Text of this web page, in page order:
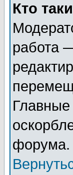
Кто
работа
форума.